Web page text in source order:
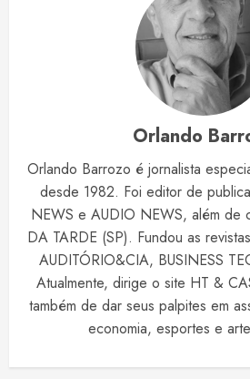
Orlando
Orlando Barrozo é jornalista
desde 1982. Foi editor de
NEWS e AUDIO NEWS, além de
DA TARDE (SP). Fundou as
AUDITÓRIO&CIA, BUSINESS
Atualmente, dirige o site HT &
também de dar seus palpites em
economia, esportes e